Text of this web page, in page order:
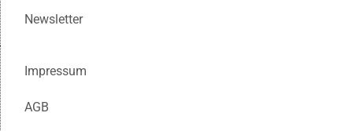
Newsletter
Impressum
AGB